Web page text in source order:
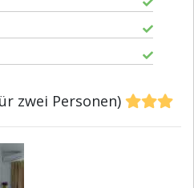
zwei Personen)